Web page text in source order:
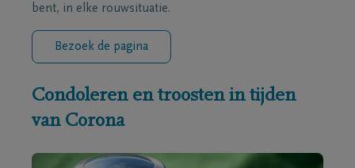
bent, in elke rouwsituatie.
Bezoek de pagina
Condoleren en troosten in tijden
van Corona